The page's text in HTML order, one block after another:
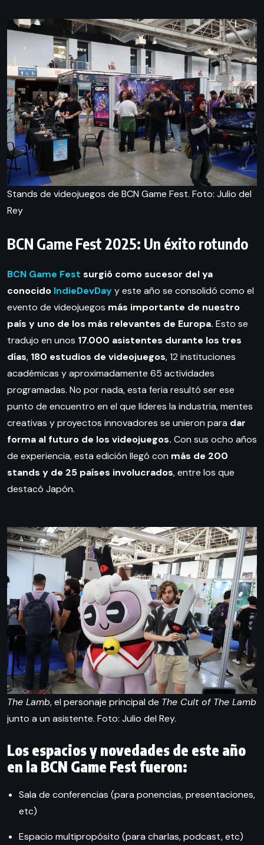
Stands de videojuegos de BCN Game Fest. Foto: Julio del
Rey
BCN Game Fest 2025: Un éxito rotundo
BCN Game Fest surgió como sucesor del ya
conocido IndieDevDayy este año se consolidó como el
evento de videojuegos más importante de nuestro
país y uno de los más relevantes de Europa. Esto se
tradujo en unos 17.000 asistentes durante los tres
días, 180 estudios de videojuegos, 12 instituciones
académicas y aproximadamente 65 actividades
programadas. No por nada, esta feria resultó ser ese
punto de encuentro en el que líderes la industria, mentes
creativas y proyectos innovadores se unieron para dar
forma al futuro de los videojuegos. Con sus ocho años
de experiencia, esta edición llegó con más de 200
stands y de 25 países involucrados, entre los que
destacó Japón.
The Lamb, el personaje principal de The Cult of The Lamb
junto a un asistente. Foto: Julio del Rey.
Los espacios y novedades de este año
en la BCN Game Fest fueron:
Sala de conferencias (para ponencias, presentaciones,
etc)
Espacio multipropósito (para charlas, podcast, etc)